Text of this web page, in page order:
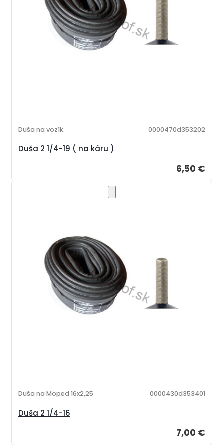
Duša 2 1/4-19 ( na káru )
Duša na vozík. 0000470d353202
6,50 €
Duša 2 1/4-16
Duša na Moped 16x2,25 0000430d353401
7,00 €